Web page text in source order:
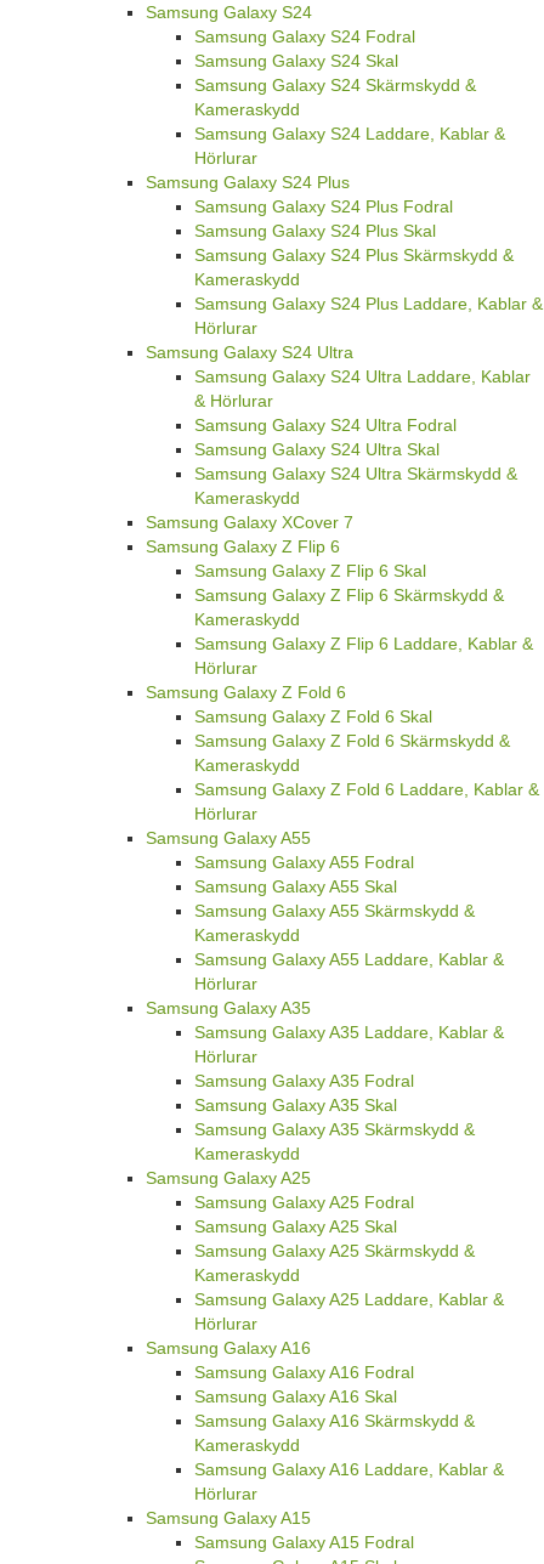
Samsung Galaxy S24
Samsung Galaxy S24 Fodral
Samsung Galaxy S24 Skal
Samsung Galaxy S24 Skärmskydd &
Kameraskydd
Samsung Galaxy S24 Laddare, Kablar &
Hörlurar
Samsung Galaxy S24 Plus
Samsung Galaxy S24 Plus Fodral
Samsung Galaxy S24 Plus Skal
Samsung Galaxy S24 Plus Skärmskydd &
Kameraskydd
Samsung Galaxy S24 Plus Laddare, Kablar &
Hörlurar
Samsung Galaxy S24 Ultra
Samsung Galaxy S24 Ultra Laddare, Kablar
& Hörlurar
Samsung Galaxy S24 Ultra Fodral
Samsung Galaxy S24 Ultra Skal
Samsung Galaxy S24 Ultra Skärmskydd &
Kameraskydd
Samsung Galaxy XCover 7
Samsung Galaxy Z Flip 6
Samsung Galaxy Z Flip 6 Skal
Samsung Galaxy Z Flip 6 Skärmskydd &
Kameraskydd
Samsung Galaxy Z Flip 6 Laddare, Kablar &
Hörlurar
Samsung Galaxy Z Fold 6
Samsung Galaxy Z Fold 6 Skal
Samsung Galaxy Z Fold 6 Skärmskydd &
Kameraskydd
Samsung Galaxy Z Fold 6 Laddare, Kablar &
Hörlurar
Samsung Galaxy A55
Samsung Galaxy A55 Fodral
Samsung Galaxy A55 Skal
Samsung Galaxy A55 Skärmskydd &
Kameraskydd
Samsung Galaxy A55 Laddare, Kablar &
Hörlurar
Samsung Galaxy A35
Samsung Galaxy A35 Laddare, Kablar &
Hörlurar
Samsung Galaxy A35 Fodral
Samsung Galaxy A35 Skal
Samsung Galaxy A35 Skärmskydd &
Kameraskydd
Samsung Galaxy A25
Samsung Galaxy A25 Fodral
Samsung Galaxy A25 Skal
Samsung Galaxy A25 Skärmskydd &
Kameraskydd
Samsung Galaxy A25 Laddare, Kablar &
Hörlurar
Samsung Galaxy A16
Samsung Galaxy A16 Fodral
Samsung Galaxy A16 Skal
Samsung Galaxy A16 Skärmskydd &
Kameraskydd
Samsung Galaxy A16 Laddare, Kablar &
Hörlurar
Samsung Galaxy A15
Samsung Galaxy A15 Fodral